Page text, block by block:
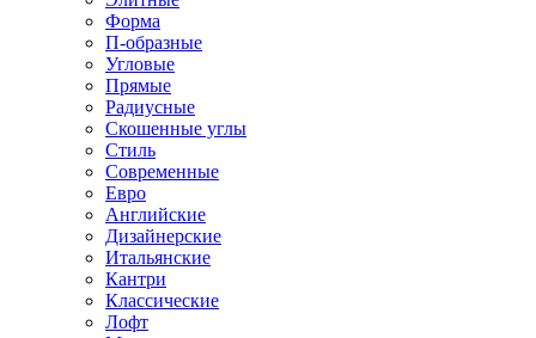
Форма
П-образные
Угловые
Прямые
Радиусные
Скошенные углы
Стиль
Современные
Евро
Английские
Дизайнерские
Итальянские
Кантри
Классические
Лофт